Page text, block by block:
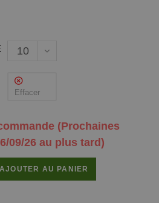
10
Effacer
(Prochaines
09/26 au plus tard)
AJOUTER AU PANIER